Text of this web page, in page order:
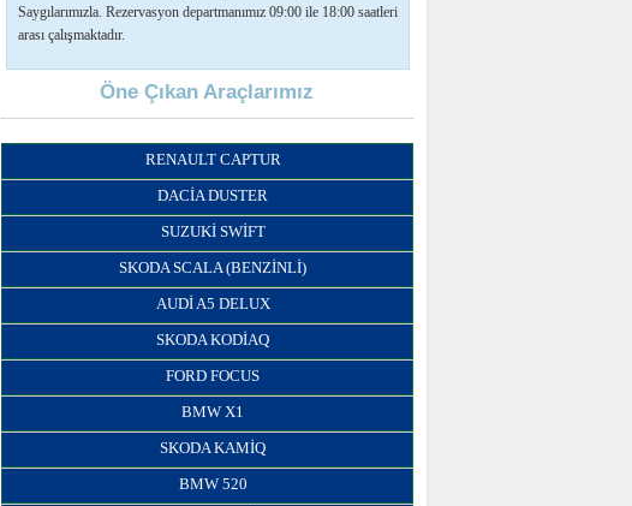
Saygılarımızla. Rezervasyon departmanımız 09:00 ile 18:00 saatleri
arası çalışmaktadır.
Öne Çıkan Araçlarımız
RENAULT CAPTUR
DACIA DUSTER
SUZUKI SWIFT
SKODA SCALA (BENZINLI)
AUDI A5 DELUX
SKODA KODIAQ
FORD FOCUS
BMW X1
SKODA KAMIQ
BMW 520